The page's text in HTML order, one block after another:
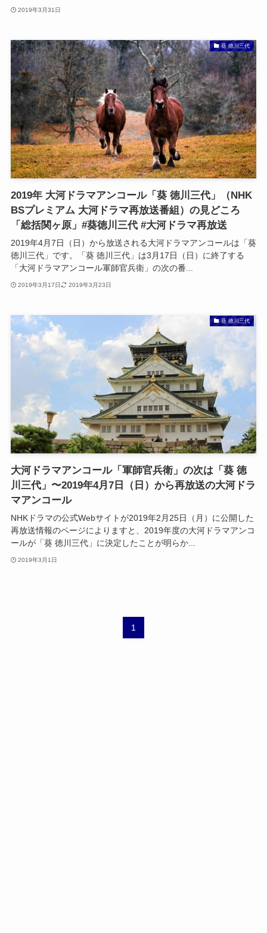
2019年3月31日
葵 徳川三代
2019年 大河ドラマアンコール「葵 徳川三代」（NHK
BSプレミアム 大河ドラマ再放送番組）の見どころ
「総括関ヶ原」#葵徳川三代 #大河ドラマ再放送
2019年4月7日（日）から放送される大河ドラマアンコールは「葵
徳川三代」です。「葵 徳川三代」は3月17日（日）に終了する
「大河ドラマアンコール軍師官兵衛」の次の番...
2019年3月17日 2019年3月23日
葵 徳川三代
大河ドラマアンコール「軍師官兵衛」の次は「葵 徳
川三代」〜2019年4月7日（日）から再放送の大河ドラ
マアンコール
NHKドラマの公式Webサイトが2019年2月25日（月）に公開した
再放送情報のページによりますと、2019年度の大河ドラマアンコ
ールが「葵 徳川三代」に決定したことが明らか...
2019年3月1日
1